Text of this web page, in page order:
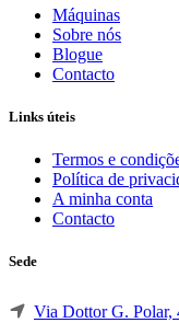
Máquinas
Sobre nós
Blogue
Contacto
Links úteis
Termos e
Política de
A minha conta
Contacto
Sede
Via Dottor G. Polar,